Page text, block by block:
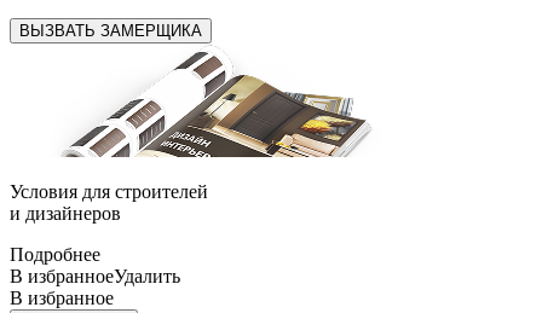
ВЫЗВАТЬ ЗАМЕРЩИКА
Условия для строителей
и дизайнеров
Подробнее
В избранноеУдалить
В избранное